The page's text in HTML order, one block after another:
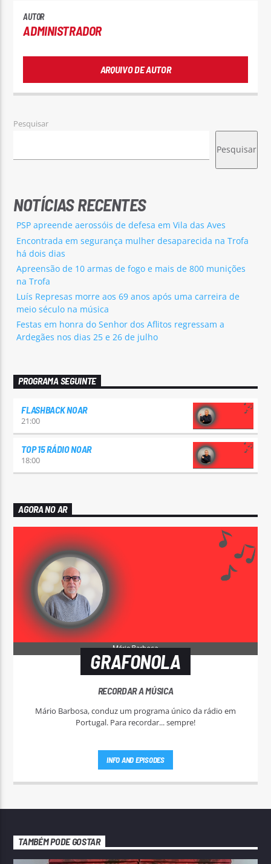
AUTOR
ADMINISTRADOR
ARQUIVO DE AUTOR
Pesquisar
Pesquisar
NOTÍCIAS RECENTES
PSP apreende aerossóis de defesa em Vila das Aves
Encontrada em segurança mulher desaparecida na Trofa
há dois dias
Apreensão de 10 armas de fogo e mais de 800 munições
na Trofa
Luís Represas morre aos 69 anos após uma carreira de
meio século na música
Festas em honra do Senhor dos Aflitos regressam a
Ardegães nos dias 25 e 26 de julho
PROGRAMA SEGUINTE
FLASHBACK NOAR
21:00
TOP 15 RÁDIO NOAR
18:00
AGORA NO AR
GRAFONOLA
RECORDAR A MÚSICA
Mário Barbosa, conduz um programa único da rádio em
Portugal. Para recordar... sempre!
INFO AND EPISODES
TAMBÉM PODE GOSTAR